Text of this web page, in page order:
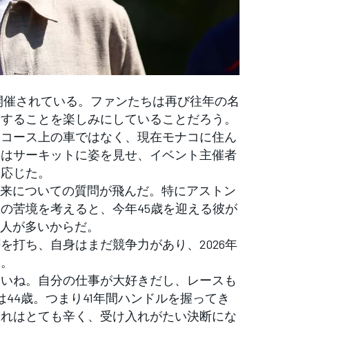
されている。ファンたちは再び往年の名
ることを楽しみにしていることだろう。
ース上の車ではなく、現在モナコに住ん
サーキットに姿を見せ、イベント主催者
じた。
についての質問が飛んだ。特にアストン
苦境を考えると、今年45歳を迎える彼が
が多いからだ。
打ち、自身はまだ競争力があり、2026年
ね。自分の仕事が大好きだし、レースも
歳。つまり41年間ハンドルを握ってき
はとても辛く、受け入れがたい決断にな